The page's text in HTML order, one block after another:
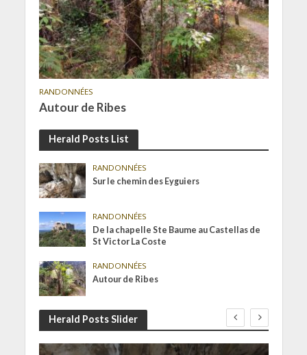
RANDONNÉES
Autour de Ribes
Herald Posts List
RANDONNÉES
Sur le chemin des Eyguiers
RANDONNÉES
De la chapelle Ste Baume au Castellas de
St Victor La Coste
RANDONNÉES
Autour de Ribes
Herald Posts Slider